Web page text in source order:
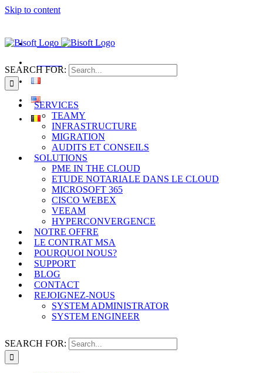
Skip to content
Bisoft IT SERVICES
SEARCH FOR:
SERVICES
TEAMY
INFRASTRUCTURE
MIGRATION
AUDITS ET CONSEILS
SOLUTIONS
PME IN THE CLOUD
ETUDE NOTARIALE DANS LE CLOUD
MICROSOFT 365
CISCO WEBEX
VEEAM
HYPERCONVERGENCE
NOTRE OFFRE
LE CONTRAT MSA
POURQUOI NOUS?
SUPPORT
BLOG
CONTACT
REJOIGNEZ-NOUS
SYSTEM ADMINISTRATOR
SYSTEM ENGINEER
SEARCH FOR: